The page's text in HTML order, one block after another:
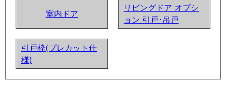
室内ドア
リビングドア オプシ
ョン 引戸･吊戸
引戸枠(プレカット仕
様)